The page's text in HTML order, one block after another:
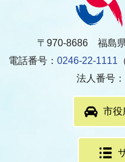
〒970-8686 福島
電話番号： 0246-22-1111
法人番号
市役